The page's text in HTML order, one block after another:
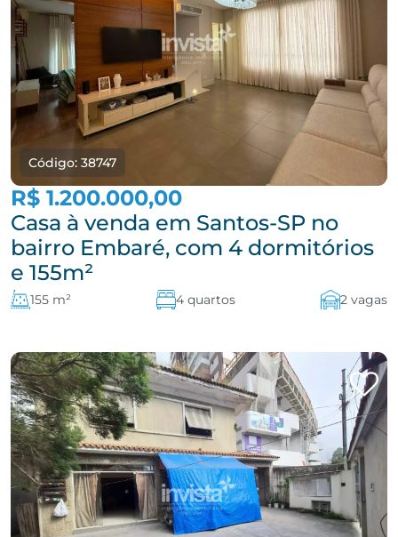
Código: 38747
R$ 1.200.000,00
Casa à venda em Santos-SP no
bairro Embaré, com 4 dormitórios
e 155m²
155 m² 4 quartos 2 vagas